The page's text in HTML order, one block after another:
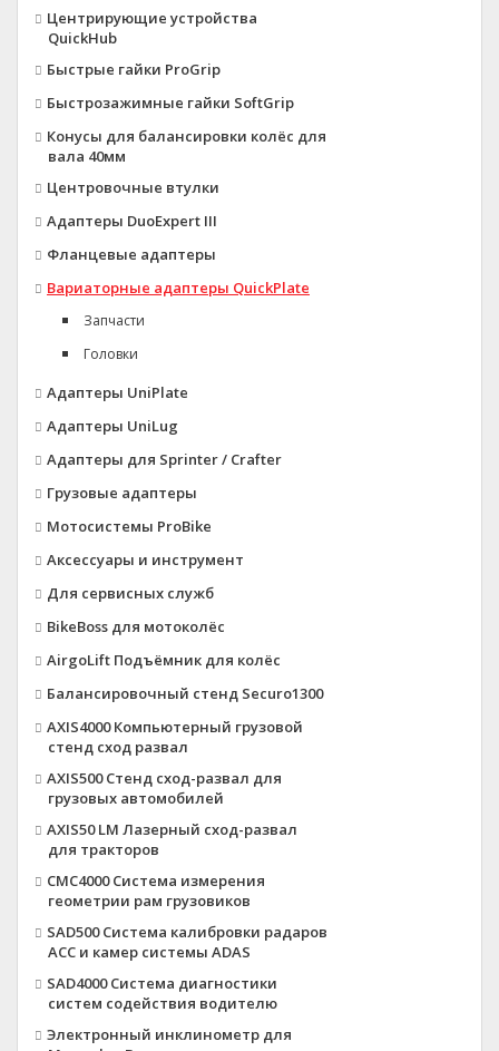
Центрирующие устройства
QuickHub
Быстрые гайки ProGrip
Быстрозажимные гайки SoftGrip
Конусы для балансировки колёс для
вала 40мм
Центровочные втулки
Адаптеры DuoExpert III
Фланцевые адаптеры
Вариаторные адаптеры QuickPlate
Запчасти
Головки
Адаптеры UniPlate
Адаптеры UniLug
Адаптеры для Sprinter / Crafter
Грузовые адаптеры
Мотосистемы ProBike
Аксессуары и инструмент
Для сервисных служб
BikeBoss для мотоколёс
AirgoLift Подъёмник для колёс
Балансировочный стенд Securo1300
AXIS4000 Компьютерный грузовой
стенд сход развал
AXIS500 Стенд сход-развал для
грузовых автомобилей
AXIS50 LM Лазерный сход-развал
для тракторов
CMC4000 Система измерения
геометрии рам грузовиков
SAD500 Система калибровки радаров
ACC и камер системы ADAS
SAD4000 Система диагностики
систем содействия водителю
Электронный инклинометр для